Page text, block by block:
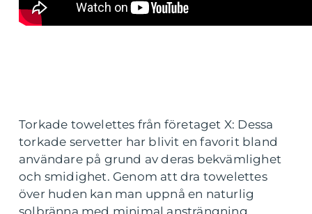
Torkade towelettes från företaget X: Dessa
torkade servetter har blivit en favorit bland
användare på grund av deras bekvämlighet
och smidighet. Genom att dra towelettes
över huden kan man uppnå en naturlig
solbränna med minimal ansträngning.